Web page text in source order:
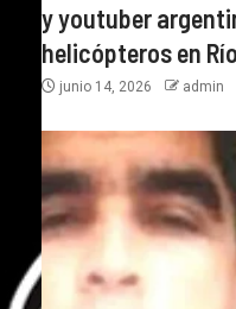
y youtuber
helicópteros en
junio 14, 2026 admin